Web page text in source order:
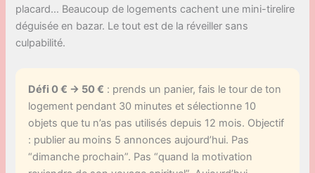
placard… Beaucoup de logements cachent une mini-tirelire
déguisée en bazar. Le tout est de la réveiller sans
culpabilité.
Défi 0 € → 50 € : prends un panier, fais le tour de ton
logement pendant 30 minutes et sélectionne 10
objets que tu n’as pas utilisés depuis 12 mois. Objectif
: publier au moins 5 annonces aujourd’hui. Pas
“dimanche prochain”. Pas “quand la motivation